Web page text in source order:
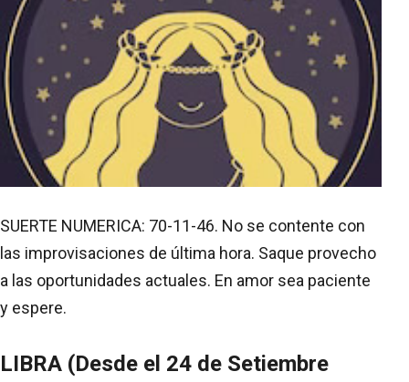
SUERTE NUMERICA: 70-11-46. No se contente con
las improvisaciones de última hora. Saque provecho
a las oportunidades actuales. En amor sea paciente
y espere.
LIBRA (Desde el 24 de Setiembre